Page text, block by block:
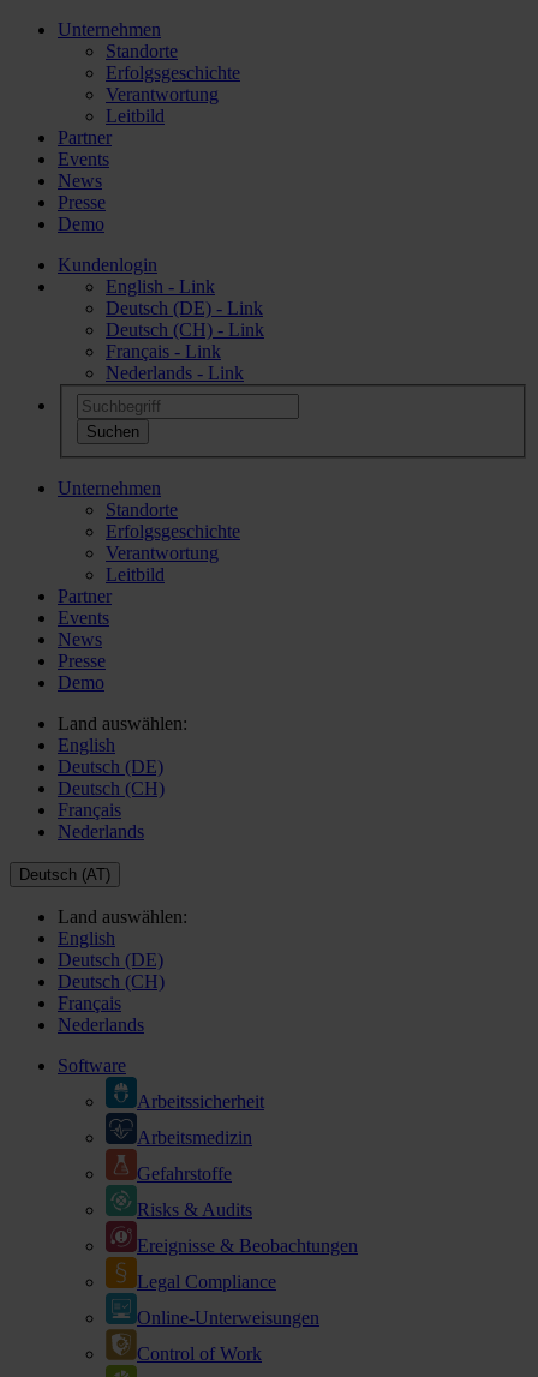
Unternehmen
Standorte
Erfolgsgeschichte
Verantwortung
Leitbild
Partner
Events
News
Presse
Demo
Kundenlogin
English - Link
Deutsch (DE) - Link
Deutsch (CH) - Link
Français - Link
Nederlands - Link
Unternehmen
Standorte
Erfolgsgeschichte
Verantwortung
Leitbild
Partner
Events
News
Presse
Demo
Land auswählen:
English
Deutsch (DE)
Deutsch (CH)
Français
Nederlands
Deutsch (AT)
Land auswählen:
English
Deutsch (DE)
Deutsch (CH)
Français
Nederlands
Software
Arbeitssicherheit
Arbeitsmedizin
Gefahrstoffe
Risks & Audits
Ereignisse & Beobachtungen
Legal Compliance
Online-Unterweisungen
Control of Work